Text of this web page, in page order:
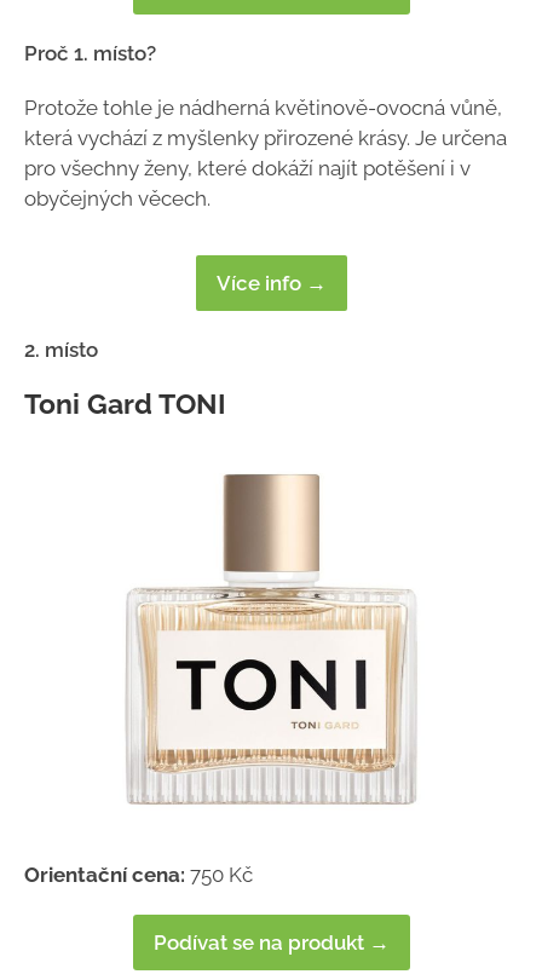
Proč 1. místo?
Protože tohle je nádherná květinově-ovocná vůně,
která vychází z myšlenky přirozené krásy. Je určena
pro všechny ženy, které dokáží najít potěšení i v
obyčejných věcech.
Více info →
2. místo
Toni Gard TONI
Orientační cena: 750 Kč
Podívat se na produkt →